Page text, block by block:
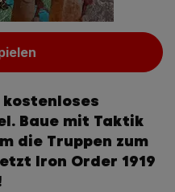
kostenloses
Baue mit Taktik
die Truppen zum
Iron Order 1919